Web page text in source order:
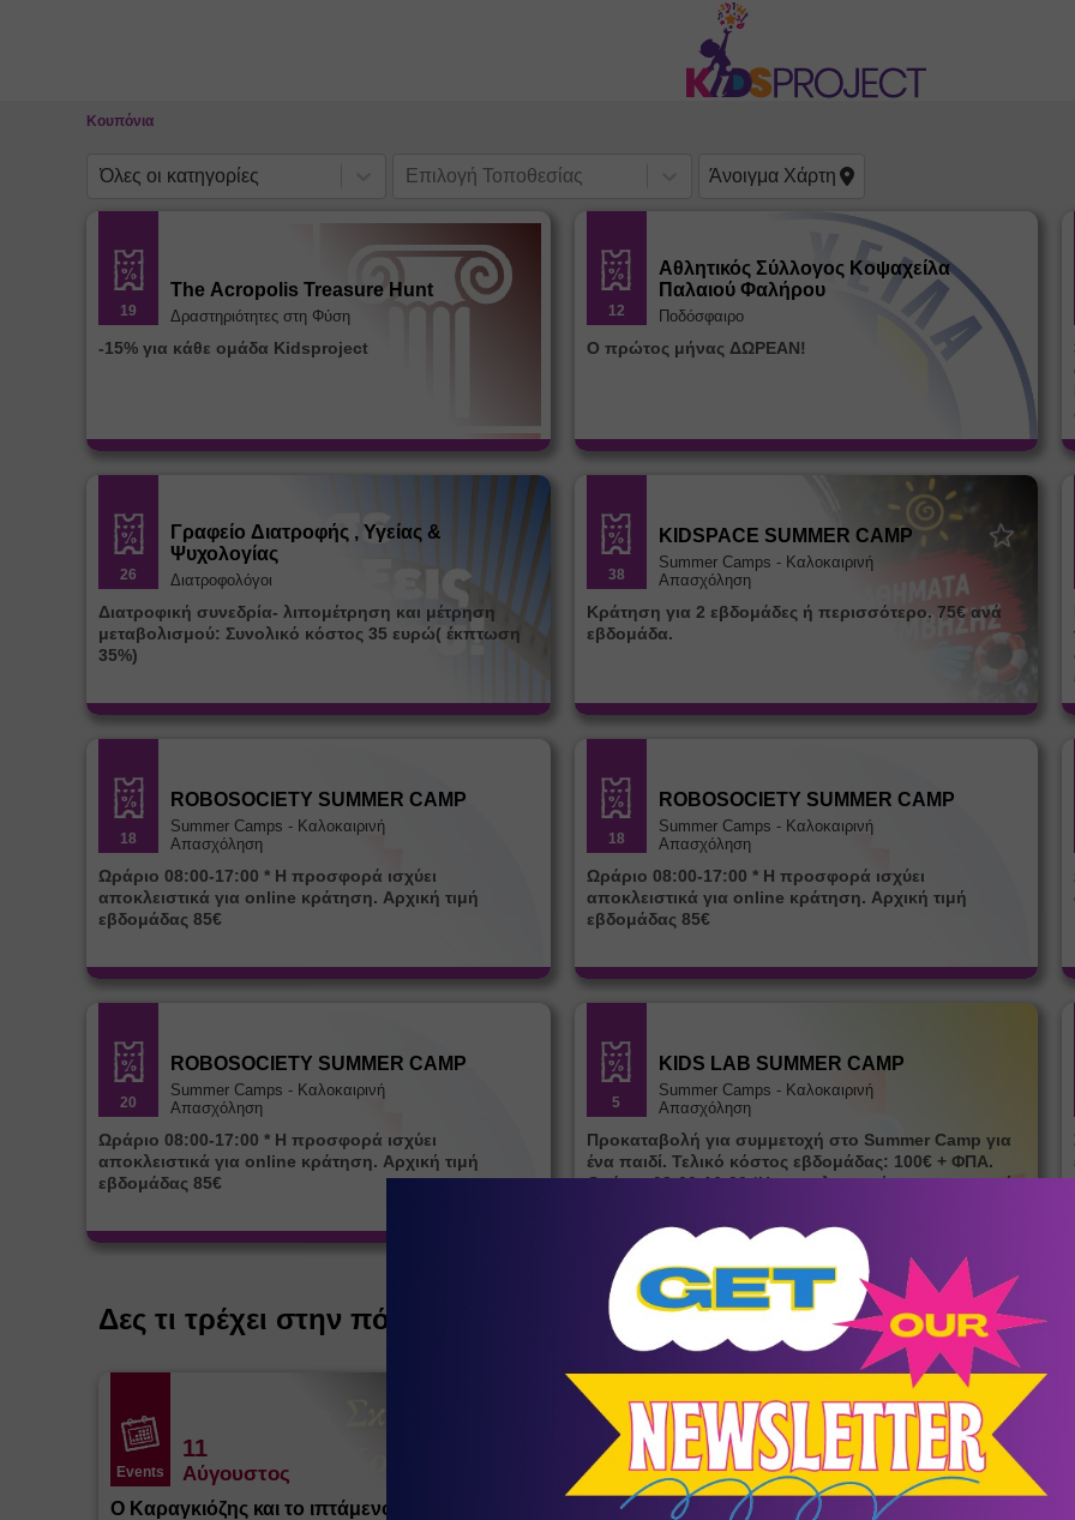
Κουπόνια
Όλες οι κατηγορίες Επιλογή Τοποθεσίας Άνοιγμα Χάρτη
19
The Acropolis Treasure Hunt
Δραστηριότητες στη Φύση
-15% για κάθε ομάδα Kidsproject
12
Αθλητικός Σύλλογος Κοψαχείλα
Παλαιού Φαλήρου
Ποδόσφαιρο
Ο πρώτος μήνας ΔΩΡΕΑΝ!
26
Γραφείο Διατροφής , Υγείας &
Ψυχολογίας
Διατροφολόγοι
Διατροφική συνεδρία- λιπομέτρηση και μέτρηση
μεταβολισμού: Συνολικό κόστος 35 ευρώ( έκπτωση
35%)
38
KIDSPACE SUMMER CAMP
Summer Camps - Καλοκαιρινή
Απασχόληση
Κράτηση για 2 εβδομάδες ή περισσότερο. 75€ ανά
εβδομάδα.
18
ROBOSOCIETY SUMMER CAMP
Summer Camps - Καλοκαιρινή
Απασχόληση
Ωράριο 08:00-17:00 * Η προσφορά ισχύει
αποκλειστικά για online κράτηση. Αρχική τιμή
εβδομάδας 85€
18
ROBOSOCIETY SUMMER CAMP
Summer Camps - Καλοκαιρινή
Απασχόληση
Ωράριο 08:00-17:00 * Η προσφορά ισχύει
αποκλειστικά για online κράτηση. Αρχική τιμή
εβδομάδας 85€
20
ROBOSOCIETY SUMMER CAMP
Summer Camps - Καλοκαιρινή
Απασχόληση
Ωράριο 08:00-17:00 * Η προσφορά ισχύει
αποκλειστικά για online κράτηση. Αρχική τιμή
εβδομάδας 85€
5
KIDS LAB SUMMER CAMP
Summer Camps - Καλοκαιρινή
Απασχόληση
Προκαταβολή για συμμετοχή στο Summer Camp για
ένα παιδί. Τελικό κόστος εβδομάδας: 100€ + ΦΠΑ.
Ωράριο 08:00-16:00 *Η αποπληρωμή της συμμετοχής
της κράτησης. **Η προκαταβολή δεν επιστρέφεται σε
περίπτωση ακύρωσης της συμμετοχής
Δες τι τρέχει στην πόλη
Events
11
Αύγουστος
Ο Καραγκιόζης και το ιπτάμενο Τέρας
Events
10
Αύγουστος
Δαίδαλος και Ίκαρος